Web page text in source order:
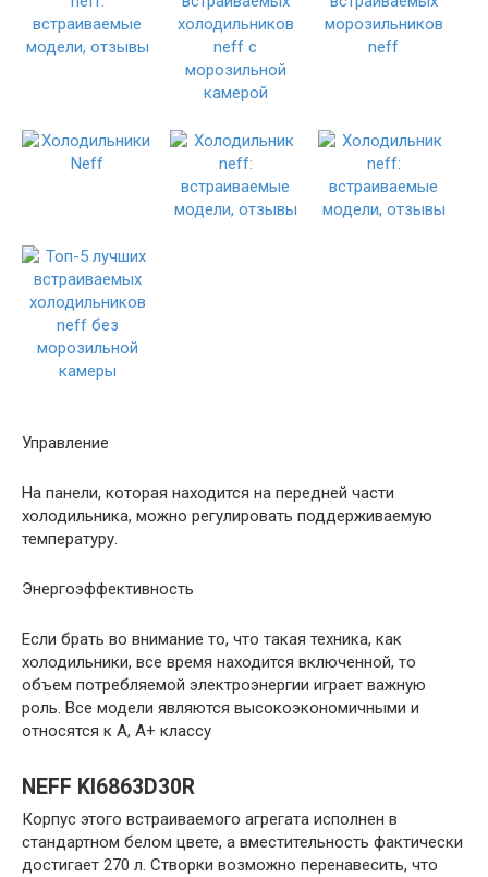
Управление
На панели, которая находится на передней части
холодильника, можно регулировать поддерживаемую
температуру.
Энергоэффективность
Если брать во внимание то, что такая техника, как
холодильники, все время находится включенной, то
объем потребляемой электроэнергии играет важную
роль. Все модели являются высокоэкономичными и
относятся к А, А+ классу
NEFF KI6863D30R
Корпус этого встраиваемого агрегата исполнен в
стандартном белом цвете, а вместительность фактически
достигает 270 л. Створки возможно перенавесить, что